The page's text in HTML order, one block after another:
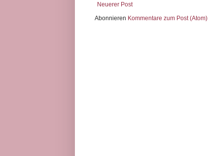
Neuerer Post
Abonnieren Kommentare zum Post (Atom)